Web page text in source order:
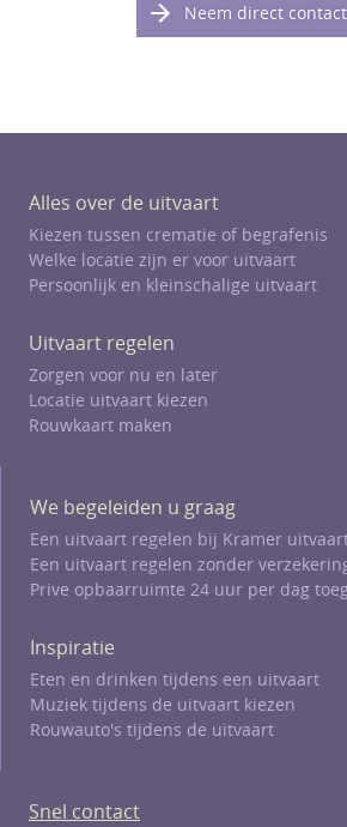
Neem direct
Alles over de uitvaart
Kiezen tussen crematie of begrafenis
Welke locatie zijn er voor uitvaart
Persoonlijk en kleinschalige uitvaart
Uitvaart regelen
Zorgen voor nu en later
Locatie uitvaart kiezen
Rouwkaart maken
We begeleiden u graag
Een uitvaart regelen bij Kramer
Een uitvaart regelen zonder
Prive opbaarruimte 24 uur per dag
Inspiratie
Eten en drinken tijdens een uitvaart
Muziek tijdens de uitvaart kiezen
Rouwauto's tijdens de uitvaart
Snel contact